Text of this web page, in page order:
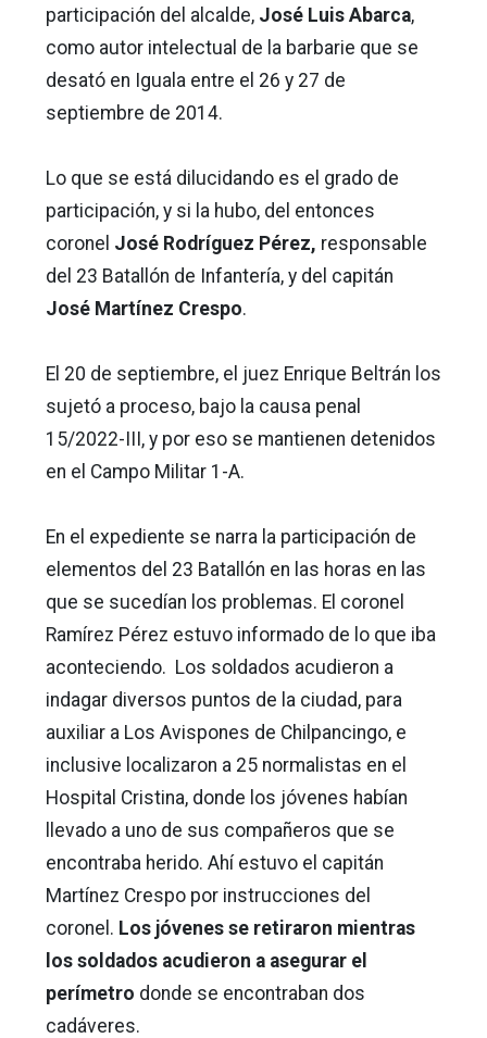
participación del alcalde, José Luis Abarca,
como autor intelectual de la barbarie que se
desató en Iguala entre el 26 y 27 de
septiembre de 2014.
Lo que se está dilucidando es el grado de
participación, y si la hubo, del entonces
coronel José Rodríguez Pérez, responsable
del 23 Batallón de Infantería, y del capitán
José Martínez Crespo.
El 20 de septiembre, el juez Enrique Beltrán los
sujetó a proceso, bajo la causa penal
15/2022-III, y por eso se mantienen detenidos
en el Campo Militar 1-A.
En el expediente se narra la participación de
elementos del 23 Batallón en las horas en las
que se sucedían los problemas. El coronel
Ramírez Pérez estuvo informado de lo que iba
aconteciendo. Los soldados acudieron a
indagar diversos puntos de la ciudad, para
auxiliar a Los Avispones de Chilpancingo, e
inclusive localizaron a 25 normalistas en el
Hospital Cristina, donde los jóvenes habían
llevado a uno de sus compañeros que se
encontraba herido. Ahí estuvo el capitán
Martínez Crespo por instrucciones del
coronel. Los jóvenes se retiraron mientras
los soldados acudieron a asegurar el
perímetro donde se encontraban dos
cadáveres.